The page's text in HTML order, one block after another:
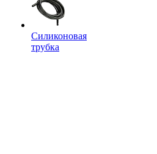
Силиконовая
трубка